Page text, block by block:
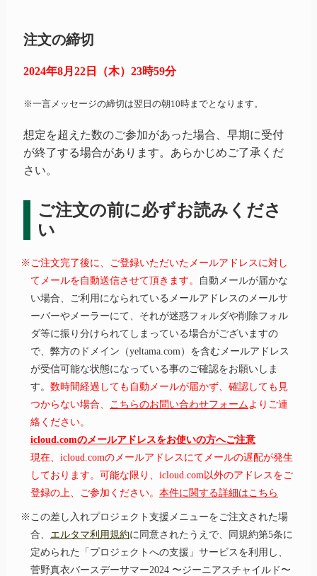
注文の締切
2024年8月22日（木）23時59分
※一言メッセージの締切は翌日の朝10時までとなります。
想定を超えた数のご参加があった場合、早期に受付
が終了する場合があります。あらかじめご了承くだ
さい。
ご注文の前に必ずお読みくださ
い
※ご注文完了後に、ご登録いただいたメールアドレスに対し
てメールを自動送信させて頂きます。
自動メールが届かな
い場合、ご利用になられているメールアドレスのメールサ
ーバーやメーラーにて、それが迷惑フォルダや削除フォル
ダ等に振り分けられてしまっている場合がございますの
で、弊方のドメイン（yeltama.com）を含むメールアドレス
が受信可能な状態になっている事のご確認をお願いしま
す。 数時間経過しても自動メールが届かず、確認しても見
つからない場合、
こちらのお問い合わせフォーム よりご連
絡ください。
icloud.comのメールアドレスをお使いの方へご注意
現在、icloud.comのメールアドレスにてメールの遅配が発生
しております。可能な限り、icloud.com以外のアドレスをご
登録の上、ご参加ください。 本件に関する詳細はこちら
※この差し入れプロジェクト支援メニューをご注文された場
合、 エルタマ利用規約に同意されたうえで、同規約第5条に
定められた「プロジェクトへの支援」サービスを利用し、
菅野真衣バースデーサマー2024 〜ジーニアスチャイルド〜